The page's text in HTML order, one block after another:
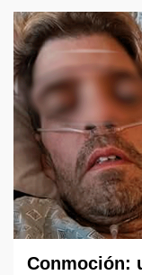
Conmoción: